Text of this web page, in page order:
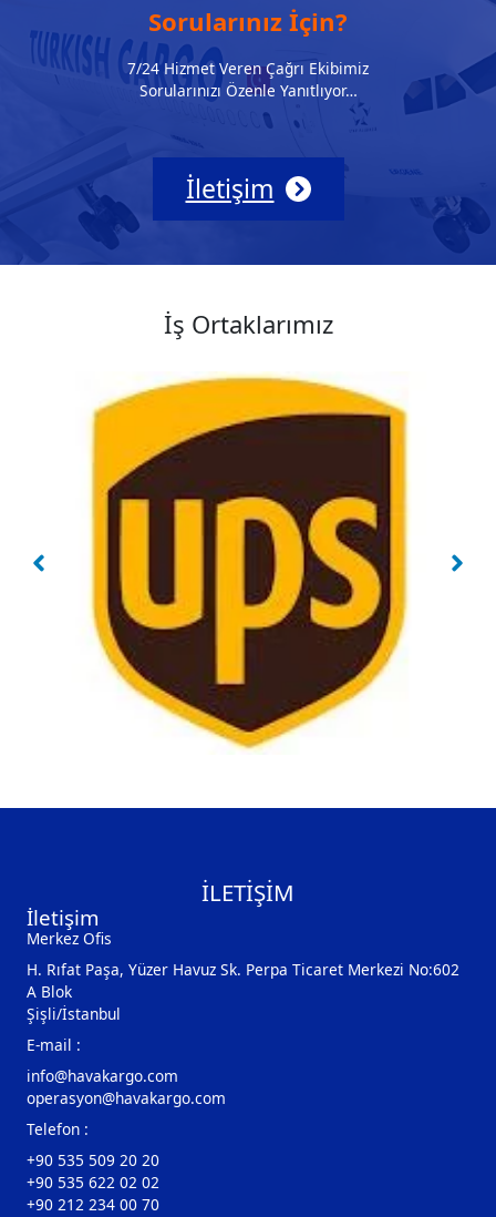
Sorularınız İçin?
7/24 Hizmet Veren Çağrı Ekibimiz
Sorularınızı Özenle Yanıtlıyor…
İletişim
İş Ortaklarımız
İLETİŞİM
İletişim
Merkez Ofis
H. Rıfat Paşa, Yüzer Havuz Sk. Perpa Ticaret Merkezi No:602
A Blok
Şişli/İstanbul
E-mail :
info@havakargo.com
operasyon@havakargo.com
Telefon :
+90 535 509 20 20
+90 535 622 02 02
+90 212 234 00 70